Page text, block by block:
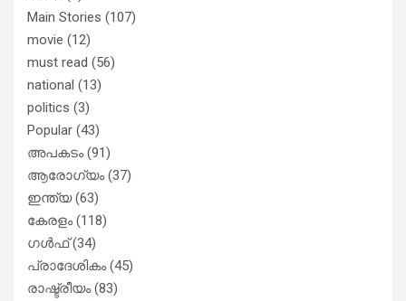
Main Stories (107)
movie (12)
must read (56)
national (13)
politics (3)
Popular (43)
അപകടം(91)
ആരോഗ്യം(37)
ഇന്ത്യ(63)
കേരളം(118)
ഗൾഫ്(34)
പ്രാദേശികം(45)
രാഷ്ട്രീയം(83)